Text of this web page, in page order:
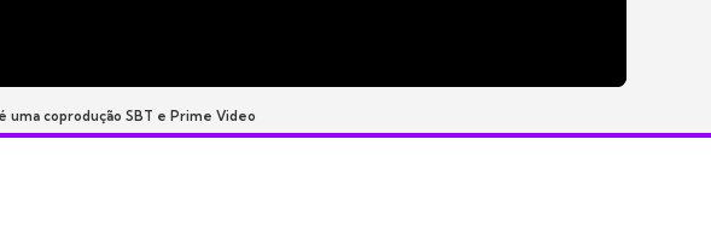
uma coprodução SBT e Prime Video